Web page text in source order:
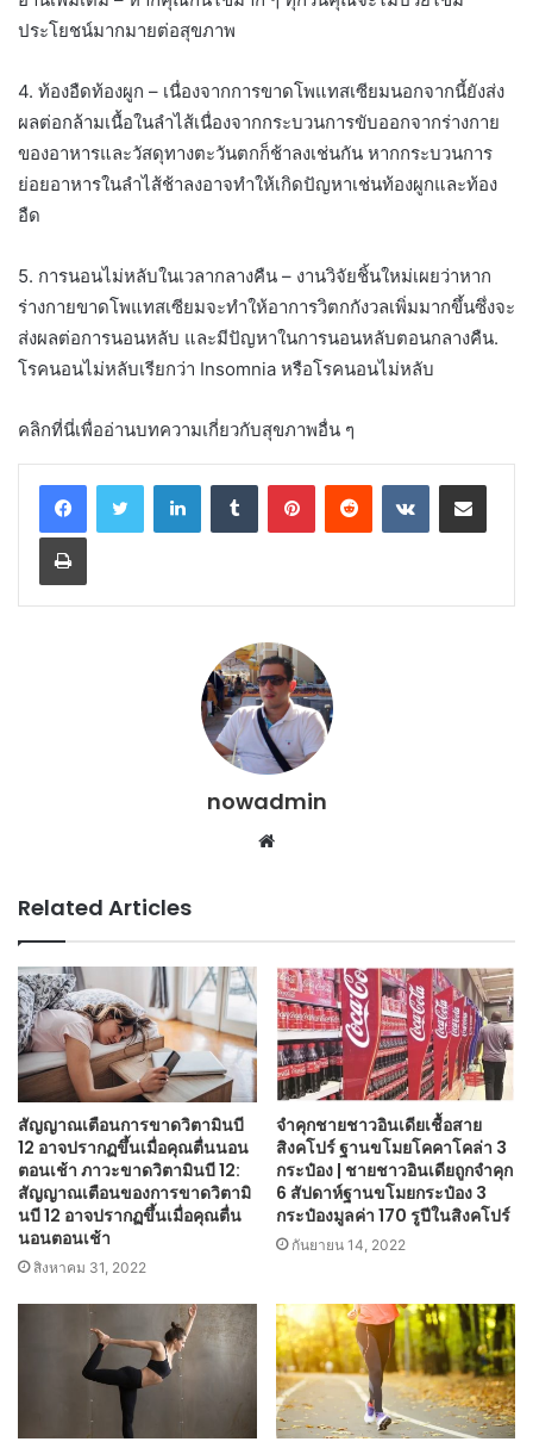
ประโยชน์มากมายต่อสุขภาพ
4. ท้องอืดท้องผูก – เนื่องจากการขาดโพแทสเซียมนอกจากนี้ยังส่ง
ผลต่อกล้ามเนื้อในลำไส้เนื่องจากกระบวนการขับออกจากร่างกาย
ของอาหารและวัสดุทางตะวันตกก็ช้าลงเช่นกัน หากกระบวนการ
ย่อยอาหารในลำไส้ช้าลงอาจทำให้เกิดปัญหาเช่นท้องผูกและท้อง
อืด
5. การนอนไม่หลับในเวลากลางคืน – งานวิจัยชิ้นใหม่เผยว่าหาก
ร่างกายขาดโพแทสเซียมจะทำให้อาการวิตกกังวลเพิ่มมากขึ้นซึ่งจะ
ส่งผลต่อการนอนหลับ และมีปัญหาในการนอนหลับตอนกลางคืน.
โรคนอนไม่หลับเรียกว่า Insomnia หรือโรคนอนไม่หลับ
คลิกที่นี่เพื่ออ่านบทความเกี่ยวกับสุขภาพอื่น ๆ
LinkedInTumblr PinterestReddit VKontakteShare via Email
Print
nowadmin
Website
Related Articles
สัญญาณเตือนการขาดวิตามินบี
12 อาจปรากฏขึ้นเมื่อคุณตื่นนอน
ตอนเช้า ภาวะขาดวิตามินบี 12:
สัญญาณเตือนของการขาดวิตามิ
นบี 12 อาจปรากฏขึ้นเมื่อคุณตื่น
นอนตอนเช้า
สิงหาคม 31, 2022
จำคุกชายชาวอินเดียเชื้อสาย
สิงคโปร์ ฐานขโมยโคคาโคล่า 3
กระป๋อง | ชายชาวอินเดียถูกจำคุก
6 สัปดาห์ฐานขโมยกระป๋อง 3
กระป๋องมูลค่า 170 รูปีในสิงคโปร์
กันยายน 14, 2022